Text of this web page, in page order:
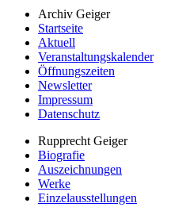
Archiv Geiger
Startseite
Aktuell
Veranstaltungskalender
Öffnungszeiten
Newsletter
Impressum
Datenschutz
Rupprecht Geiger
Biografie
Auszeichnungen
Werke
Einzelausstellungen